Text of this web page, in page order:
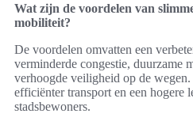
Wat zijn de voordelen van
mobiliteit?
De voordelen omvatten een
verminderde congestie, duurzame
verhoogde veiligheid op de
efficiënter transport en een hogere
stadsbewoners.